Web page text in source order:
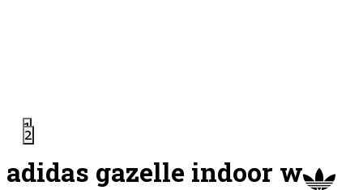
1
2
adidas gazelle indoor w